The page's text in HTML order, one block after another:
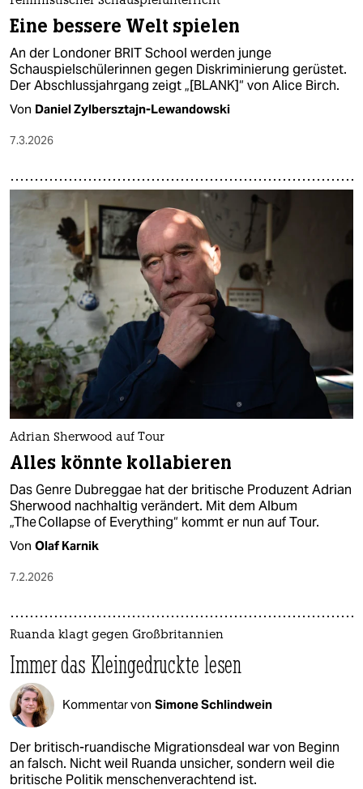
Eine bessere Welt spielen
An der Londoner BRIT School werden junge
Schauspielschülerinnen gegen Diskriminierung gerüstet.
Der Abschlussjahrgang zeigt „[BLANK]“ von Alice Birch.
Von Daniel Zylbersztajn-Lewandowski
7.3.2026
Adrian Sherwood auf Tour
Alles könnte kollabieren
Das Genre Dubreggae hat der britische Produzent Adrian
Sherwood nachhaltig verändert. Mit dem Album
„The Collapse of Everything“ kommt er nun auf Tour.
Von Olaf Karnik
7.2.2026
Ruanda klagt gegen Großbritannien
Immer das Kleingedruckte lesen
Kommentar von Simone Schlindwein
Der britisch-ruandische Migrationsdeal war von Beginn
an falsch. Nicht weil Ruanda unsicher, sondern weil die
britische Politik menschenverachtend ist.